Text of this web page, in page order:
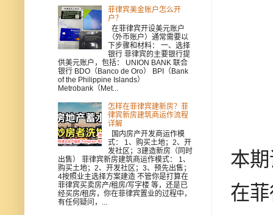
本
在
菲律宾美金账户怎么开
户？
在菲律宾开设美元账户
（外币账户）通常需要以
下步骤和材料： 一、选择
银行 菲律宾的主要银行提
供美元账户，包括： UNION BANK 联合
银行 BDO（Banco de Oro） BPI（Bank
of the Philippine Islands）
Metrobank（Met...
怎样在菲律宾建新房？菲
律宾新房建筑商运作流程
详解
国内房产开发商运作模
式： 1、购买土地；2、开
发社区；3建造新房（同时
出售） 菲律宾新房建筑商运作模式： 1、
购买土地；2、开发社区；3、预先出售；
4按照业主选择方案建造 不管你是打算在
菲律宾买卖房产/租房/写字楼 等，还是已
经买房/租房，你在菲律宾置业的过程中，
有任何疑问，...